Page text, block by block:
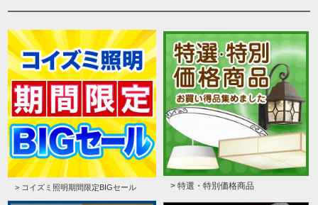
> コイズミ照明期間限定BIGセール > 特選・特別価格商品